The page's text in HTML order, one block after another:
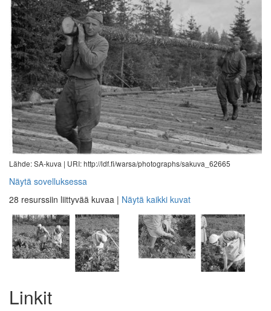
Lähde: SA-kuva | URI: http://ldf.fi/warsa/photographs/sakuva_62665
Näytä sovelluksessa
28 resurssiin liittyvää kuvaa | Näytä kaikki kuvat
Linkit